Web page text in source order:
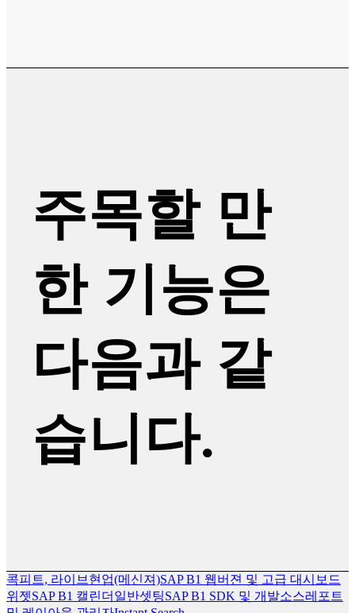
주목할 만
한 기능은
다음과 같
습니다.
콕피트, 라이브현업(메신져)SAP B1 웹버젼 및 고급 대시보드
위젯SAP B1 캘린더 일반셋팅SAP B1 SDK 및 개발소스레포트